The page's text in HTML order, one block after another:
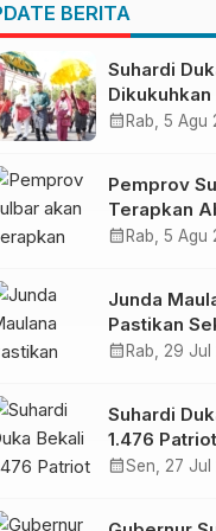
BERITA
Suhardi
Balanipa,
calendar_month Rab, 5 Agu
Pemprov
Terapkan
Online untuk
calendar_month Rab, 5 Agu
Junda
Pastikan
Rakyat
calendar_month Rab, 29
Suhardi
1.476
Dorong
calendar_monthSen, 27 Jul